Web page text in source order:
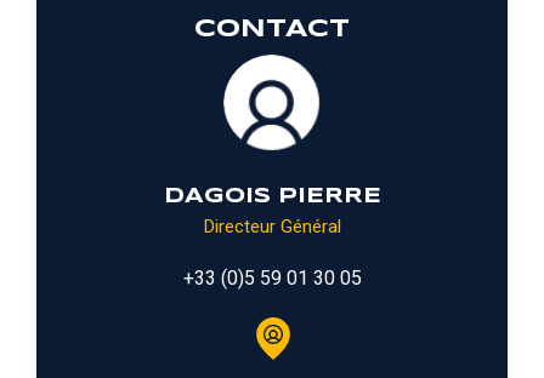
CONTACT
DAGOIS PIERRE
Directeur Général
+33 (0)5 59 01 30 05